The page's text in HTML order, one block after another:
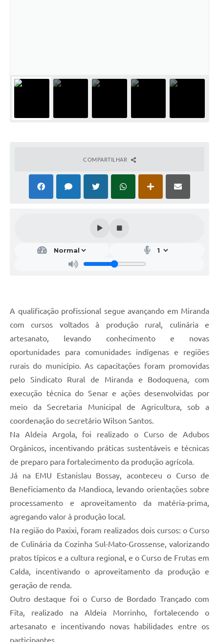
COMPARTILHAR
A qualificação profissional segue avançando em Miranda
com cursos voltados à produção rural, culinária e
artesanato, levando conhecimento e novas
oportunidades para comunidades indígenas e regiões
rurais do município. As capacitações foram promovidas
pelo Sindicato Rural de Miranda e Bodoquena, com
execução técnica do Senar e ações desenvolvidas por
meio da Secretaria Municipal de Agricultura, sob a
coordenação do secretário Wilson Santos.
Na Aldeia Argola, foi realizado o Curso de Adubos
Orgânicos, incentivando práticas sustentáveis e técnicas
de preparo para fortalecimento da produção agrícola.
Já na EMU Estanislau Bossay, aconteceu o Curso de
Beneficiamento da Mandioca, levando orientações sobre
processamento e aproveitamento da matéria-prima,
agregando valor à produção local.
Na região do Paxixi, foram realizados dois cursos: o Curso
de Culinária da Cozinha Sul-Mato-Grossense, valorizando
pratos típicos e a cultura regional, e o Curso de Frutas em
Calda, incentivando o aproveitamento da produção e
geração de renda.
Outro destaque foi o Curso de Bordado Trançado com
Fita, realizado na Aldeia Morrinho, fortalecendo o
artesanato e incentivando novas habilidades entre os
participantes.